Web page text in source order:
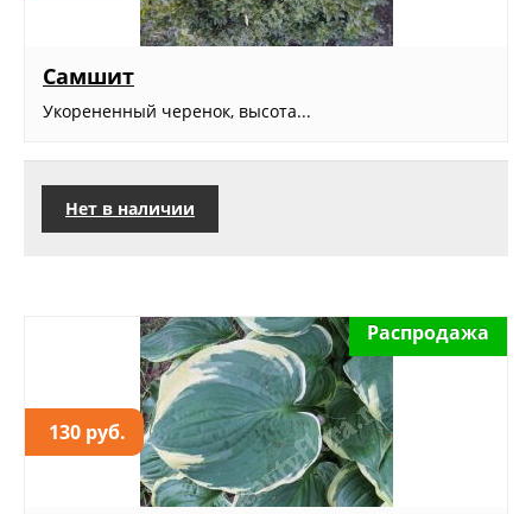
Самшит
Укорененный черенок, высота...
Нет в наличии
130 руб.
Распродажа